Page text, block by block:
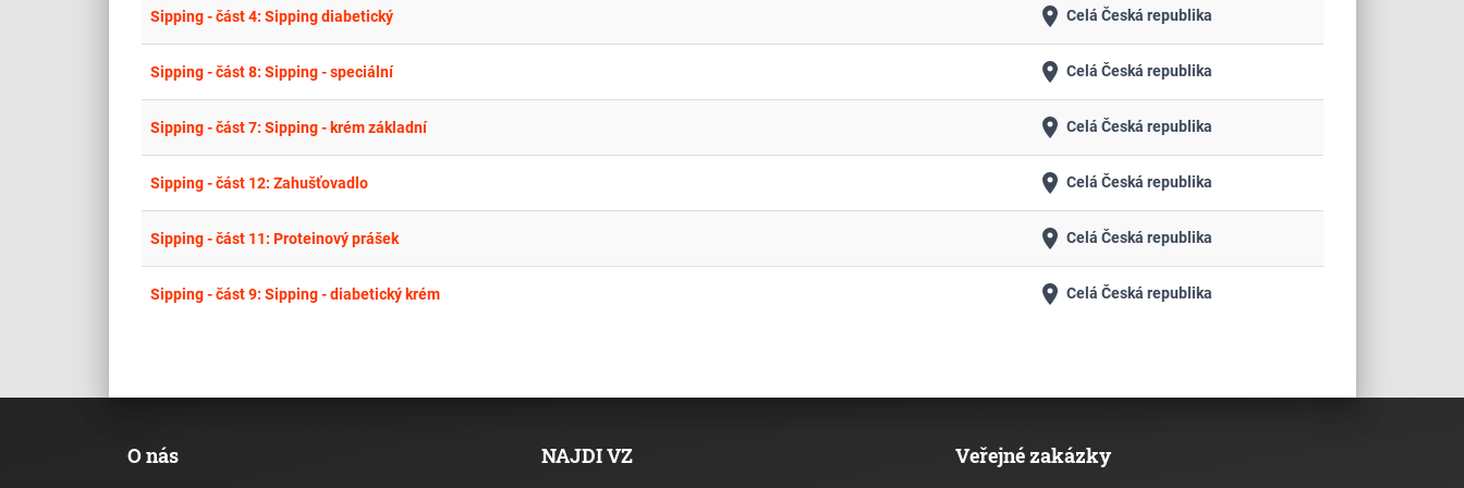
Sipping - část 4: Sipping diabetický place Celá Česká republika
Sipping - část 8: Sipping - speciální place Celá Česká republika
Sipping - část 7: Sipping - krém základní place Celá Česká republika
Sipping - část 12: Zahušťovadlo place Celá Česká republika
Sipping - část 11: Proteinový prášek place Celá Česká republika
Sipping - část 9: Sipping - diabetický krém place Celá Česká republika
O nás NAJDI VZ Veřejné zakázky